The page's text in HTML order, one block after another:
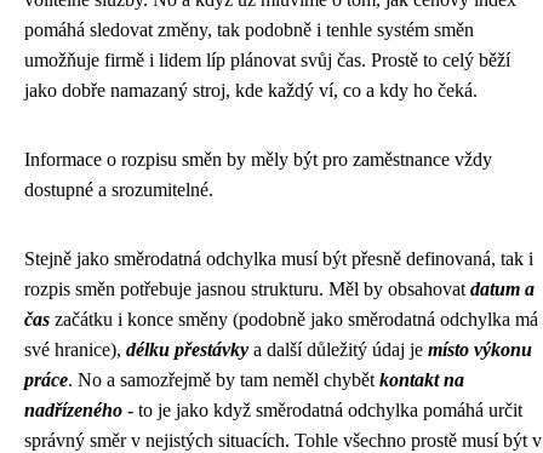
pomáhá sledovat změny, tak podobně i tenhle systém směn
umožňuje firmě i lidem líp plánovat svůj čas. Prostě to celý běží
jako dobře namazaný stroj, kde každý ví, co a kdy ho čeká.
Informace o rozpisu směn by měly být pro zaměstnance vždy
dostupné a srozumitelné.
Stejně jako směrodatná odchylka musí být přesně definovaná, tak i
rozpis směn potřebuje jasnou strukturu. Měl by obsahovat datum a
čas začátku i konce směny (podobně jako směrodatná odchylka má
své hranice), délku přestávky a další důležitý údaj je místo výkonu
práce. No a samozřejmě by tam neměl chybět kontakt na
nadřízeného - to je jako když směrodatná odchylka pomáhá určit
správný směrv nejistých situacích. Tohle všechno prostě musí být v